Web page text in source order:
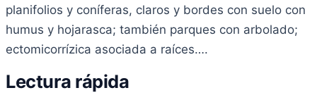
planifolios y coníferas, claros y bordes con suelo con
humus y hojarasca; también parques con arbolado;
ectomicorrízica asociada a raíces….
Lectura rápida